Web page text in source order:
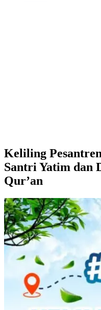
Keliling
Santri Yatim dan
Qur’an